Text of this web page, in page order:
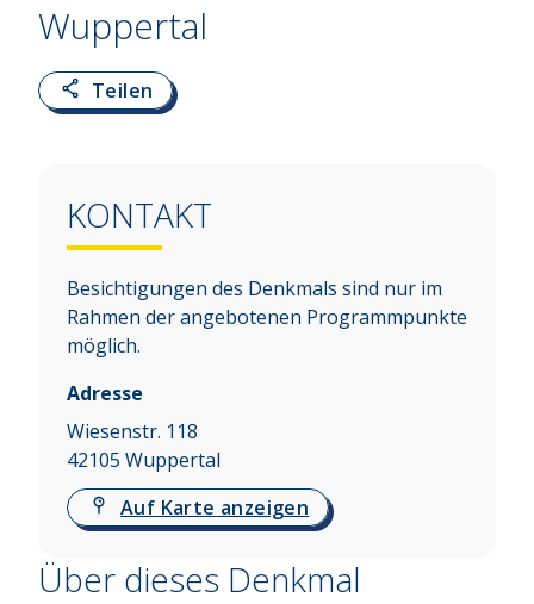
Wuppertal
Teilen
KONTAKT
Besichtigungen des Denkmals sind nur im
Rahmen der angebotenen Programmpunkte
möglich.
Adresse
Wiesenstr. 118
42105 Wuppertal
Auf Karte anzeigen
Über dieses Denkmal